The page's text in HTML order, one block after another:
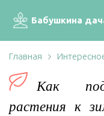
Бабушкина
Главная
Как
растения к